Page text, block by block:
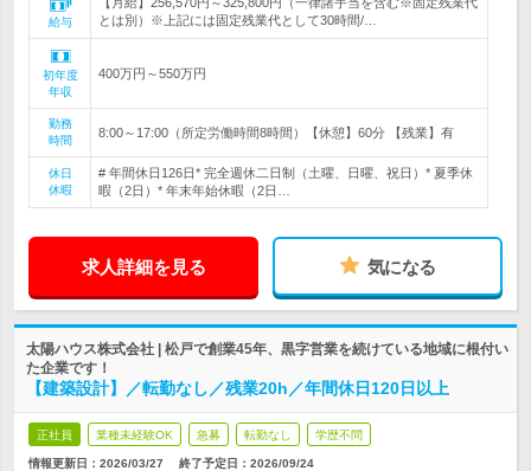
給与
とは別）※上記には固定残業代として30時間/…
初年度
年収
400万円～550万円
勤務
時間
8:00～17:00（所定労働時間8時間）【休憩】60分 【残業】有
休日
休暇
# 年間休日126日* 完全週休二日制（土曜、日曜、祝日）* 夏季休
暇（2日）* 年末年始休暇（2日…
求人詳細を見る 気になる
太陽ハウス株式会社 | 松戸で創業45年、黒字営業を続けている地域に根付い
た企業です！
【建築設計】／転勤なし／残業20h／年間休日120日以上
正社員 業種未経験OK 急募 転勤なし 学歴不問
情報更新日：2026/03/27 終了予定日： 2026/09/24